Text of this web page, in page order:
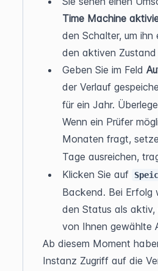
Time Machine
den Schalter, um
den aktiven Zustand
Geben Sie im Feld
der Verlauf
für ein Jahr.
Wenn ein Prüfer
Monaten fragt,
Tage ausreichen,
Klicken Sie auf
Backend. Bei Erfolg
den Status als aktiv,
von Ihnen gewählte
Ab diesem Moment
Instanz Zugriff auf die